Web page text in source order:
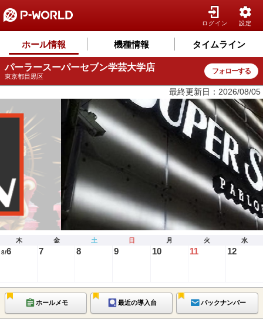
ログイン 設定
ホール情報 機種情報 タイムライン
パーラースーパーセブン学芸大学店
東京都目黒区
フォローする
最終更新日：2026/08/05
木 金 土 日 月 火 水
8/6 7 8 9 10 11 12
ホールメモ 最近の導入台 バックナンバー